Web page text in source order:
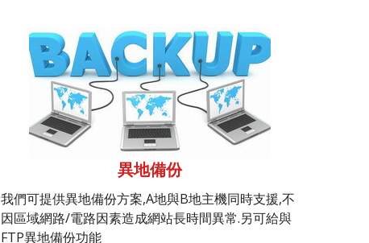
異地備份
我們可提供異地備份方案,A地與B地主機同時支援,不
因區域網路/電路因素造成網站長時間異常.另可給與
FTP異地備份功能